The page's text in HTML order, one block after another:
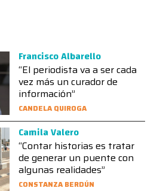
Francisco Albarello
“El periodista va a ser cada
vez más un curador de
información”
CANDELA QUIROGA
Camila Valero
“Contar historias es tratar
de generar un puente con
algunas realidades”
CONSTANZA BERDÚN